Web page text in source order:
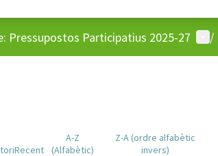
Pressupostos Participatius 2025-27 /
Recent
A-Z
(Alfabètic)
Z-A (ordre alfabètic
invers)